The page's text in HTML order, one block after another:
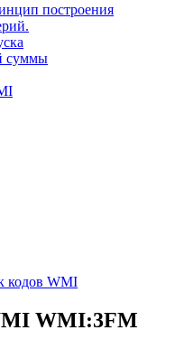
построения
суммы
кодов WMI
WMI:3FM